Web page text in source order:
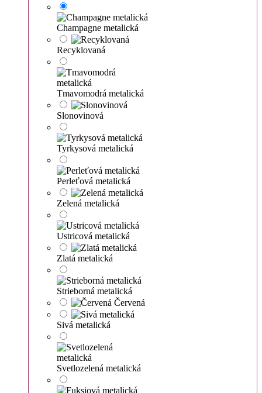
Champagne metalická
Recyklovaná
Tmavomodrá metalická
Slonovinová
Tyrkysová metalická
Perleťová metalická
Zelená metalická
Ustricová metalická
Zlatá metalická
Strieborná metalická
Červená
Sivá metalická
Svetlozelená metalická